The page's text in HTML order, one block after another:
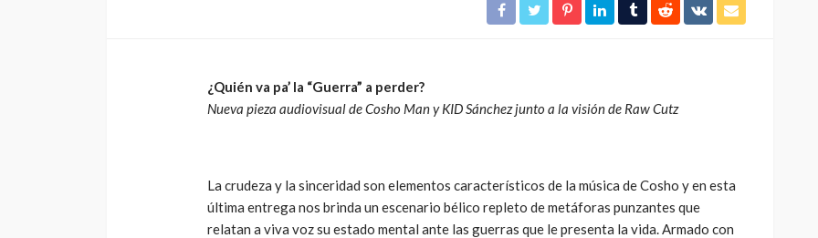
¿Quién va pa’ la “Guerra” a perder?
Nueva pieza audiovisual de Cosho Man y KID Sánchez junto a la visión de Raw Cutz
La crudeza y la sinceridad son elementos característicos de la música de Cosho y en esta
última entrega nos brinda un escenario bélico repleto de metáforas punzantes que
relatan a viva voz su estado mental ante las guerras que le presenta la vida. Armado con